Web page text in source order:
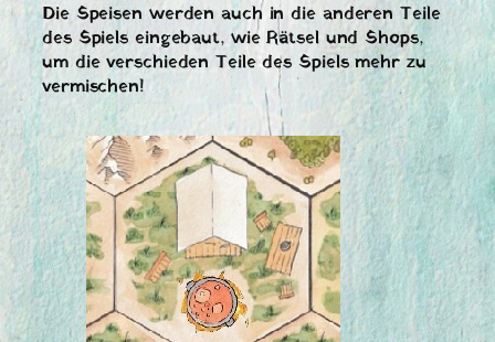
Die Speisen werden auch in die anderen Teile
des Spiels eingebaut, wie Rätsel und Shops,
um die verschieden Teile des Spiels mehr zu
vermischen!